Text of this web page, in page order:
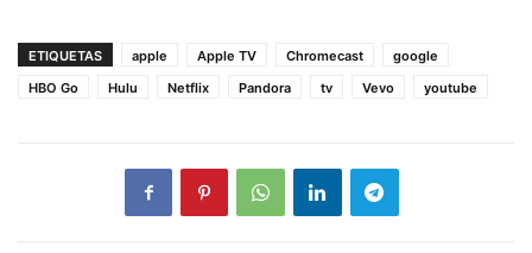
ETIQUETAS apple Apple TV Chromecast
google
HBO Go
Hulu Netflix Pandora tv Vevo youtube